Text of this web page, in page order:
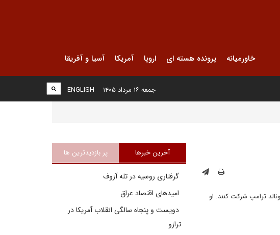
خاورمیانه پرونده هسته ای اروپا آمریکا آسیا و آفریقا
ENGLISH جمعه ۱۶ مرداد ۱۴۰۵
تحلیف دونالد ترامپ شرکت کنند. او
آخرین خبرها پر بازدیدترین ها
گرفتاری روسیه در تله آزوف
امیدهای اقتصاد عراق
دویست و پنجاه سالگی انقلاب آمریکا در
ترازو